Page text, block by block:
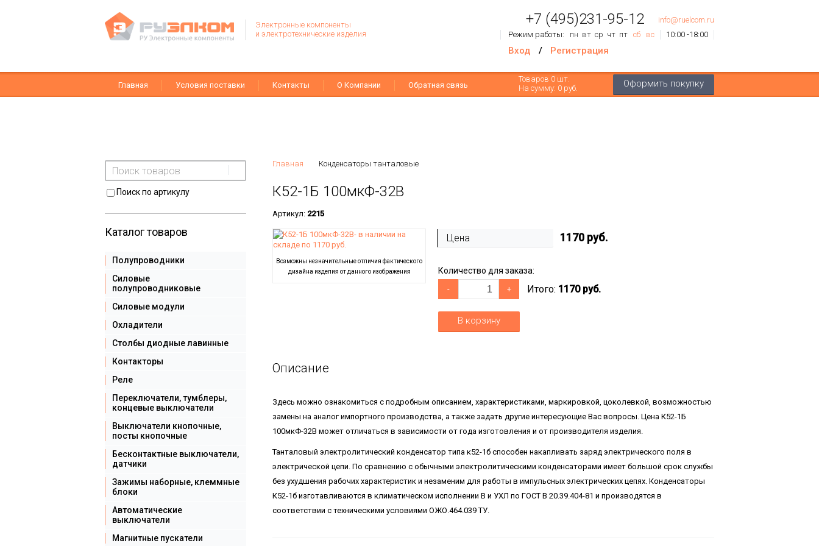
Электронные компоненты
и электротехнические изделия
+7 (495)231-95-12
info@ruelcom.ru
Режим работы:
пн вт ср чт пт сб вс 10:00 -18:00
Вход / Регистрация
Главная Условия поставки Контакты О Компании Обратная связь Оформить покупку
Товаров 0 шт.
На сумму: 0 руб.
Главная Конденсаторы танталовые
К52-1Б 100мкФ-32В
Артикул: 2215
Возможны незначительные отличия фактического
дизайна изделия от данного изображения
Цена 1170 руб.
Количество для заказа:
- + Итого: 1170 руб.
В корзину
Описание
Здесь можно ознакомиться с подробным описанием, характеристиками, маркировкой, цоколевкой, возможностью
замены на аналог импортного производства, а также задать другие интересующие Вас вопросы. Цена К52-1Б
100мкФ-32В может отличаться в зависимости от года изготовления и от производителя изделия.
Танталовый электролитический конденсатор типа к52-1б способен накапливать заряд электрического поля в
электрической цепи. По сравнению с обычными электролитическими конденсаторами имеет большой срок службы
без ухудшения рабочих характеристик и незаменим для работы в импульсных электрических цепях. Конденсаторы
К52-1б изготавливаются в климатическом исполнении В и УХЛ по ГОСТ В 20.39.404-81 и производятся в
соответствии с техническими условиями ОЖО.464.039 ТУ.
Поиск по артикулу
Каталог товаров
Полупроводники
Силовые
полупроводниковые
Силовые модули
Охладители
Столбы диодные лавинные
Контакторы
Реле
Переключатели, тумблеры,
концевые выключатели
Выключатели кнопочные,
посты кнопочные
Бесконтактные выключатели,
датчики
Зажимы наборные, клеммные
блоки
Автоматические
выключатели
Магнитные пускатели